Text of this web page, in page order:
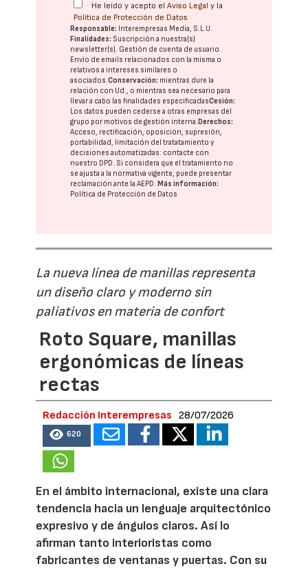
He leído y acepto elAviso Legal y la
Política de Protección de Datos
Responsable: Interempresas Media, S.L.U.
Finalidades: Suscripción a nuestra(s)
newsletter(s). Gestión de cuenta de usuario.
Envío de emails relacionados con la misma o
relativos a intereses similares o
asociados.Conservación: mientras dure la
relación con Ud., o mientras sea necesario para
llevar a cabo las finalidades especificadasCesión:
Los datos pueden cederse a otras empresas del
grupo por motivos de gestión interna. Derechos:
Acceso, rectificación, oposición, supresión,
portabilidad, limitación del tratatamiento y
decisiones automatizadas: contacte con
nuestro DPD. Si considera que el tratamiento no
se ajusta a la normativa vigente, puede presentar
reclamación ante laAEPD. Más información:
Política de Protección de Datos
La nueva línea de manillas representa
un diseño claro y moderno sin
paliativos en materia de confort
Roto Square, manillas
ergonómicas de líneas
rectas
Redacción Interempresas 28/07/2026
620
En el ámbito internacional, existe una clara
tendencia hacia un lenguaje arquitectónico
expresivo y de ángulos claros. Así lo
afirman tanto interioristas como
fabricantes de ventanas y puertas. Con su